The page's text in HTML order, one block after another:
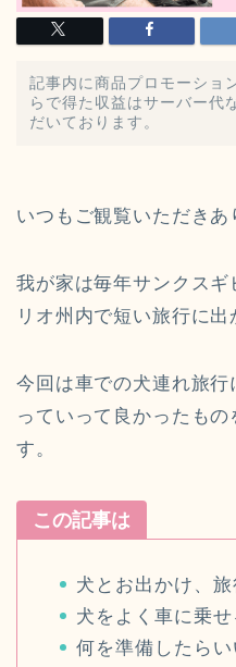
記事内に商品プロモーショ
らで得た収益はサーバー代
だいております。
いつもご観覧いただきあ
我が家は毎年サンクスギ
リオ州内で短い旅行に出
今回は車での犬連れ旅
っていって良かったも
す。
この記事は
犬とお出かけ、
犬をよく車に乗せ
何を準備したら